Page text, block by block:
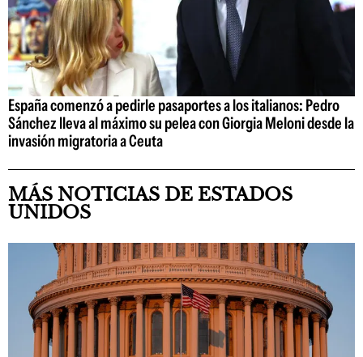
España comenzó a pedirle pasaportes a los italianos: Pedro
Sánchez lleva al máximo su pelea con Giorgia Meloni desde la
invasión migratoria a Ceuta
MÁS NOTICIAS DE ESTADOS
UNIDOS